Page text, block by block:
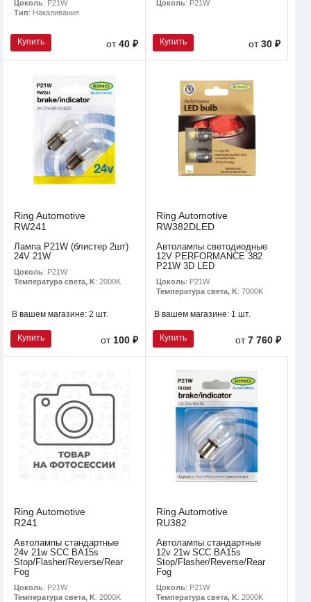
Цоколь: P21W
Тип: Накаливания
Купить от40 ₽
Цоколь: P21W
Купить от30 ₽
Ring Automotive
RW241
Лампа P21W (блистер 2шт)
24V 21W
Цоколь: P21W
Температура света, K: 2000K
В вашем магазине: 2 шт.
Купить от 100 ₽
Ring Automotive
RW382DLED
Автолампы светодиодные
12V PERFORMANCE 382
P21W 3D LED
Цоколь: P21W
Температура света, K: 7000K
В вашем магазине: 1 шт.
Купить от7 760 ₽
Ring Automotive
R241
Автолампы стандартные
24v 21w SCC BA15s
Stop/Flasher/Reverse/Rear
Fog
Цоколь: P21W
Температура света, K: 2000K
Ring Automotive
RU382
Автолампы стандартные
12v 21w SCC BA15s
Stop/Flasher/Reverse/Rear
Fog
Цоколь: P21W
Температура света, K: 2000K